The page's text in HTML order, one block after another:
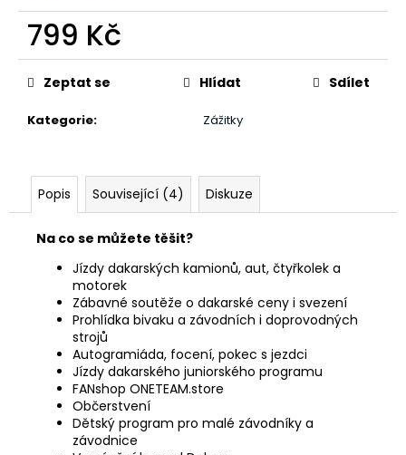
799 Kč
Měrná
cena:
Kategorie: Zážitky
Zeptat se Hlídat Sdílet
Popis Související (4) Diskuze
Na co se můžete těšit?
Jízdy dakarských kamionů, aut, čtyřkolek a
motorek
Zábavné soutěže o dakarské ceny i svezení
Prohlídka bivaku a závodních i doprovodných
strojů
Autogramiáda, focení, pokec s jezdci
Jízdy dakarského juniorského programu
FANshop ONETEAM.store
Občerstvení
Dětský program pro malé závodníky a
závodnice